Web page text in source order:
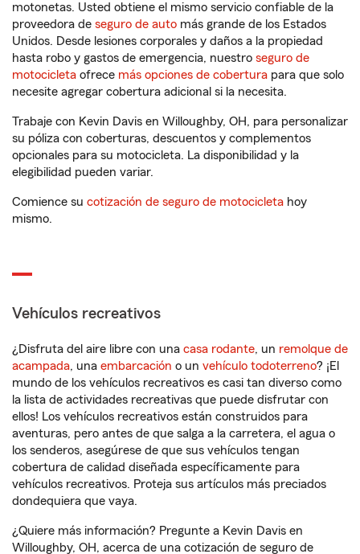
motonetas. Usted obtiene el mismo servicio confiable de la
proveedora de seguro de auto más grande de los Estados
Unidos. Desde lesiones corporales y daños a la propiedad
hasta robo y gastos de emergencia, nuestro seguro de
motocicleta ofrece más opciones de cobertura para que solo
necesite agregar cobertura adicional si la necesita.
Trabaje con Kevin Davis en Willoughby, OH, para personalizar
su póliza con coberturas, descuentos y complementos
opcionales para su motocicleta. La disponibilidad y la
elegibilidad pueden variar.
Comience su cotización de seguro de motocicleta hoy
mismo.
Vehículos recreativos
¿Disfruta del aire libre con una casa rodante, un remolque de
acampada, una embarcación o un vehículo todoterreno? ¡El
mundo de los vehículos recreativos es casi tan diverso como
la lista de actividades recreativas que puede disfrutar con
ellos! Los vehículos recreativos están construidos para
aventuras, pero antes de que salga a la carretera, el agua o
los senderos, asegúrese de que sus vehículos tengan
cobertura de calidad diseñada específicamente para
vehículos recreativos. Proteja sus artículos más preciados
dondequiera que vaya.
¿Quiere más información? Pregunte a Kevin Davis en
Willoughby, OH, acerca de una cotización de seguro de